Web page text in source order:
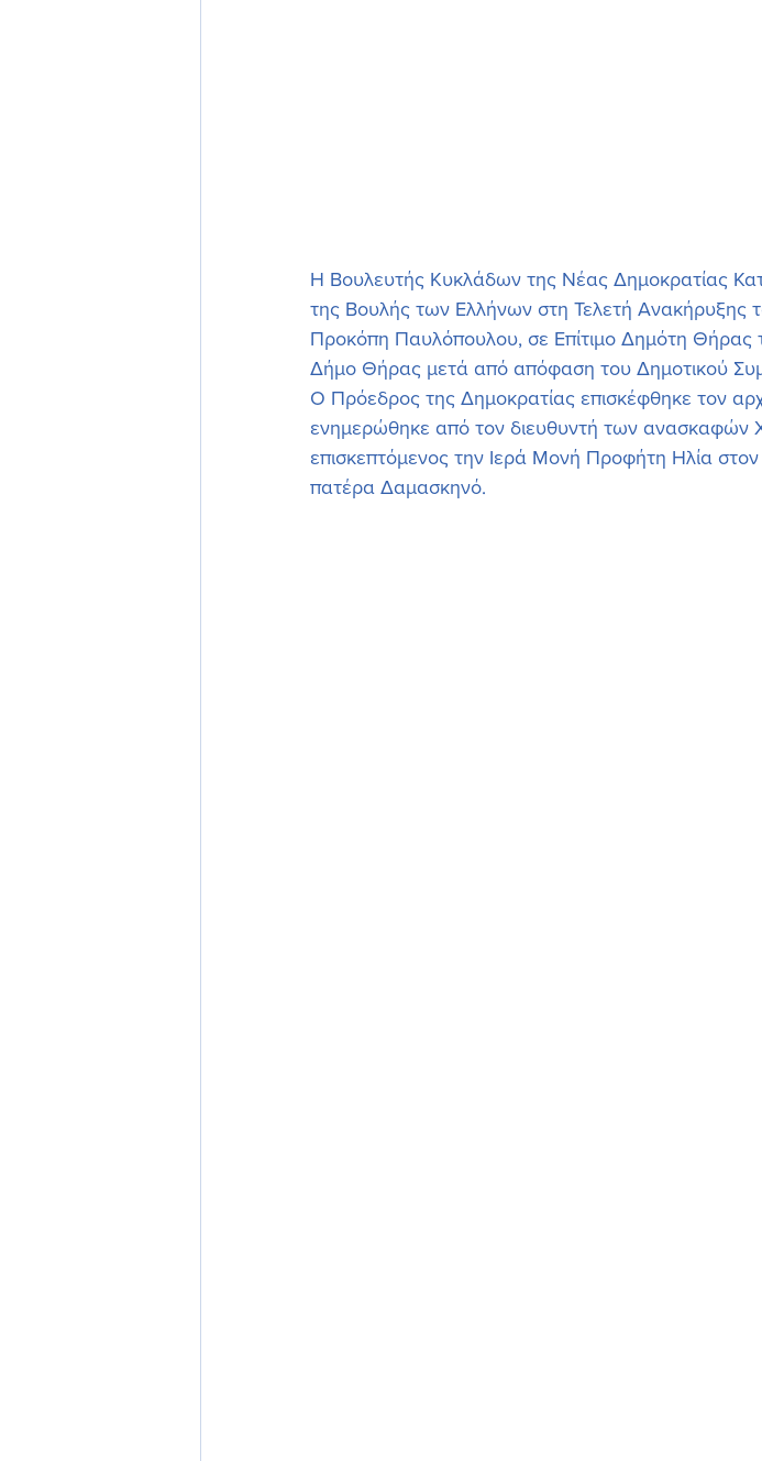
Η Βουλευτής Κυκλάδων της Νέας Δημοκρατίας
της Βουλής των Ελλήνων στη Τελετή Ανακήρυξης
Προκόπη Παυλόπουλου, σε Επίτιμο Δημότη Θήρας
Δήμο Θήρας μετά από απόφαση του Δημοτικού
Ο Πρόεδρος της Δημοκρατίας επισκέφθηκε τον
ενημερώθηκε από τον διευθυντή των ανασκαφών
επισκεπτόμενος την Ιερά Μονή Προφήτη Ηλία
πατέρα Δαμασκηνό.